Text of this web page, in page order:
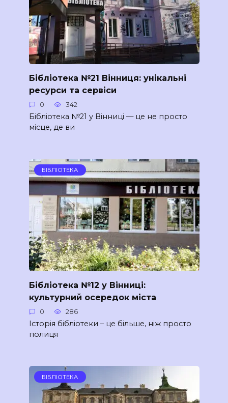
Бібліотека №21 Вінниця: унікальні
ресурси та сервіси
0 342
Бібліотека №21 у Вінниці — це не просто
місце, де ви
БІБЛІОТЕКА
Бібліотека №12 у Вінниці:
культурний осередок міста
0 286
Історія бібліотеки – це більше, ніж просто
полиця
БІБЛІОТЕКА